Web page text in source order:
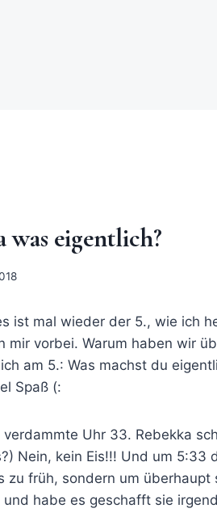
was eigentlich?
ist mal wieder der 5., wie ich
mir vorbei. Warum haben wir
am 5.: Was machst du
Spaß (:
Uhr 33. Rebekka
Nein, kein Eis!!! Und um
zu früh, sondern um
habe es geschafft sie